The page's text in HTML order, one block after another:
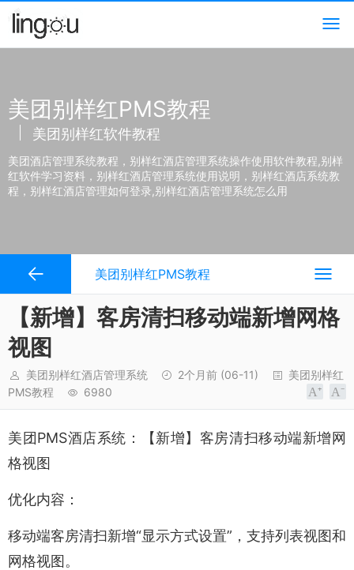
美团别样红PMS教程
美团别样红软件教程
美团酒店管理系统教程，别样红酒店管理系统操作使用软件教程,别样
红软件学习资料，别样红酒店管理系统使用说明，别样红酒店系统教
程，别样红酒店管理如何登录,别样红酒店管理系统怎么用
美团别样红PMS教程
【新增】客房清扫移动端新增网格
视图
美团别样红酒店管理系统 2个月前 (06-11)
美团别样红
PMS教程
6980
美团PMS酒店系统：【新增】客房清扫移动端新增网
格视图
优化内容：
移动端客房清扫新增“显示方式设置”，支持列表视图和
网格视图。